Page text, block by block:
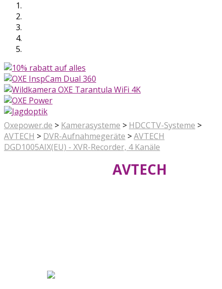
Oxepower.de > Kamerasysteme > HDCCTV-Systeme >
AVTECH > DVR-Aufnahmegeräte >AVTECH
DGD1005AIX(EU) - XVR-Recorder, 4 Kanäle
AVTECH